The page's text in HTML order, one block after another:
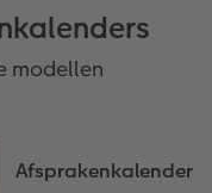
modellen
Afsprakenkalender